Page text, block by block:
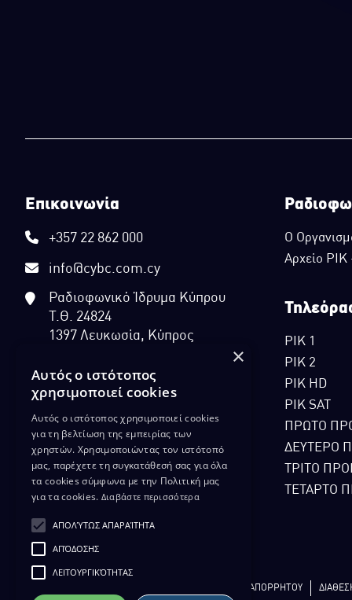
Επικοινωνία
+357 22 862 000
info@cybc.com.cy
Ραδιοφωνικό Ίδρυμα Κύπρου
Τ.Θ. 24824
1397 Λευκωσία, Κύπρος
Ο
Αρχείο
ΡΙΚ 1
ΡΙΚ 2
ΡΙΚ HD
ΡΙΚ SAT
ΠΡΩΤΟ
ΔΕΥΤΕΡΟ
ΤΡΙΤΟ
ΤΕΤΑΡΤΟ
ΠΟΛΙΤΙΚΗ ΑΠΟΡΡΗΤΟΥ
×
Αυτός ο ιστότοπος
χρησιμοποιεί cookies
Αυτός ο ιστότοπος χρησιμοποιεί cookies
για τη βελτίωση της εμπειρίας των
χρηστών. Χρησιμοποιώντας τον ιστότοπό
μας, παρέχετε τη συγκατάθεσή σας για όλα
τα cookies σύμφωνα με την Πολιτική μας
για τα cookies. Διαβάστε περισσότερα
ΑΠΟΛΎΤΩΣ ΑΠΑΡΑΊΤΗΤΑ
ΑΠΌΔΟΣΗΣ
ΛΕΙΤΟΥΡΓΙΚΌΤΗΤΑΣ